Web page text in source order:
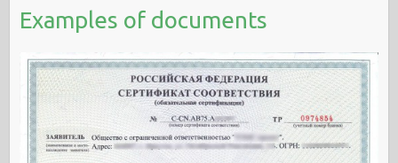
Examples of documents